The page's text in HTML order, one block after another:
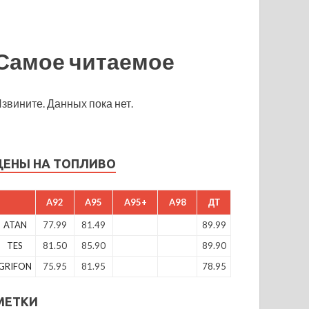
читаемое
Данных пока нет.
НА ТОПЛИВО
A92 A95 A95+ A98 ДТ
ATAN 77.99 81.49
89.99
TES
81.50 85.90
89.90
75.95 81.95 78.95